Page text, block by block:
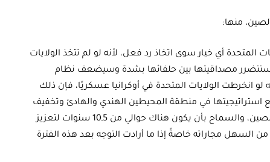
منها:
المتحدة أي خيار سوى اتخاذ رد فعل، لأنه لو لم تتخذ الولايات
مصداقيتها بين حلفائها بشدة وسيضعف نظام
انخرطت الولايات المتحدة في أوكرانيا عسكريًا، فإن ذلك
استراتيجيتها في منطقة المحيطين الهندي والهادئ وتخفيف
سياسة الاحتواء التي تمارسها الولايات المتحدة للصين، والسماح بأن يكون هناك حوالي من 5ـ10 سنوات لتعزيز
مجاراته خاصةً إذا ما أرادت التوجه بعد هذه الفترة